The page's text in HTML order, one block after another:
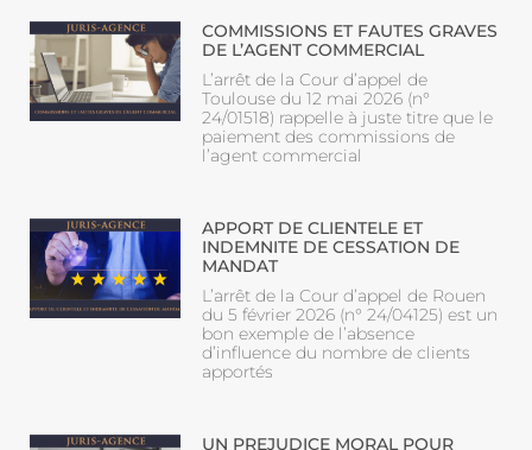
COMMISSIONS ET FAUTES GRAVES
DE L’AGENT COMMERCIAL
L’arrêt de la Cour d’appel de
Toulouse du 12 mai 2026 (n°
24/01518) rappelle à juste titre que le
paiement des commissions de
l’agent commercial
APPORT DE CLIENTELE ET
INDEMNITE DE CESSATION DE
MANDAT
L’arrêt de la Cour d’appel de Rouen
du 5 février 2026 (n° 24/04125) est un
bon exemple de l’absence
d’influence du nombre de clients
apportés
UN PREJUDICE MORAL POUR